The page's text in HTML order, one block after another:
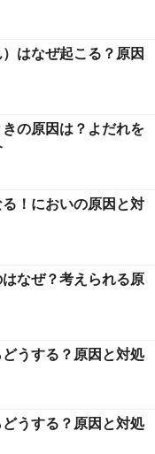
はなぜ起こる？原因
の原因は？よだれを
！においの原因と対
なぜ？考えられる原
うする？原因と対処
うする？原因と対処